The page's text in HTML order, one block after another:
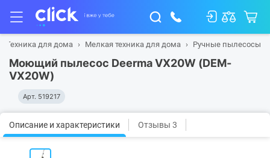
Техника для дома Мелкая техника для дома Ручные пылесосы
Моющий пылесос Deerma VX20W (DEM-
VX20W)
Арт. 519217
Описание и характеристики Отзывы 3